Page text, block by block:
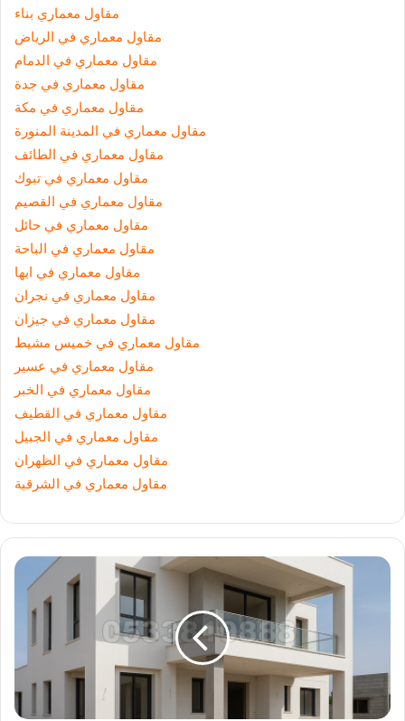
مقاول معماري بناء
مقاول معماري في الرياض
مقاول معماري في الدمام
مقاول معماري في جدة
مقاول معماري في مكة
مقاول معماري في المدينة المنورة
مقاول معماري في الطائف
مقاول معماري في تبوك
مقاول معماري في القصيم
مقاول معماري في حائل
مقاول معماري في الباحة
مقاول معماري في ابها
مقاول معماري في نجران
مقاول معماري في جيزان
مقاول معماري في خميس مشيط
مقاول معماري في عسير
مقاول معماري في الخبر
مقاول معماري في القطيف
مقاول معماري في الجبيل
مقاول معماري في الظهران
مقاول معماري في الشرقية